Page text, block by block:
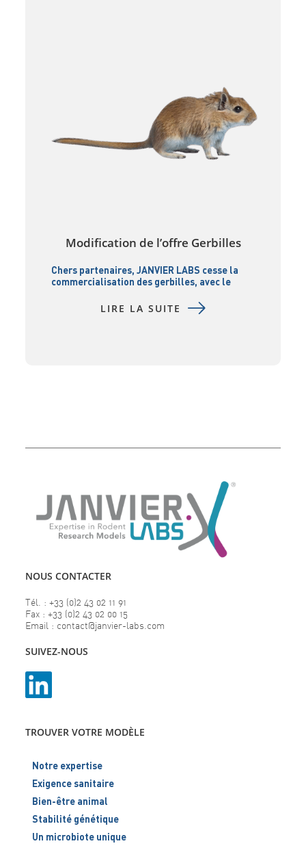
Modification de l’offre Gerbilles
Chers partenaires, JANVIER LABS cesse la
commercialisation des gerbilles, avec le
l’évolution des besoins au sein de la
communauté de recherche, ainsi que de la
LIRE LA SUITE
NOUS CONTACTER
Tél. : +33 (0)2 43 02 11 91
Fax : +33 (0)2 43 02 00 15
Email : contact@janvier-labs.com
SUIVEZ-NOUS
TROUVER VOTRE MODÈLE
Notre expertise
Exigence sanitaire
Bien-être animal
Stabilité génétique
Un microbiote unique